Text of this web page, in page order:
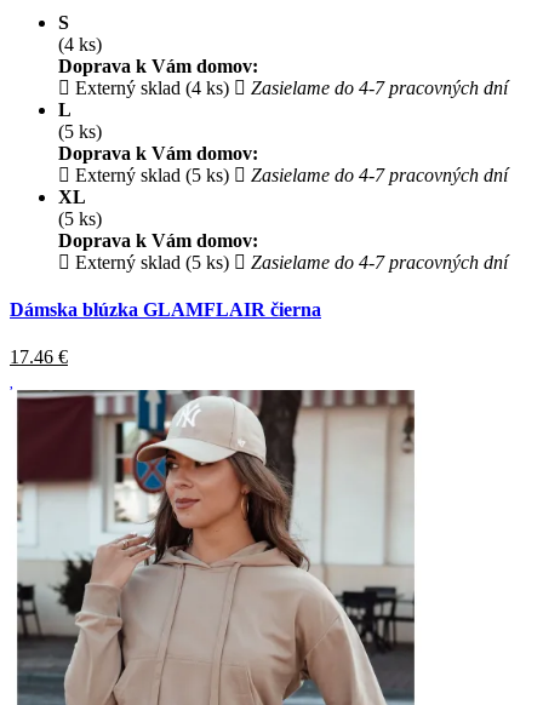
S
(4 ks)
Doprava k Vám domov:
Externý sklad (4 ks)
Zasielame do 4-7 pracovných dní
L
(5 ks)
Doprava k Vám domov:
Externý sklad (5 ks)
Zasielame do 4-7 pracovných dní
XL
(5 ks)
Doprava k Vám domov:
Externý sklad (5 ks)
Zasielame do 4-7 pracovných dní
Dámska blúzka GLAMFLAIR čierna
17.46 €